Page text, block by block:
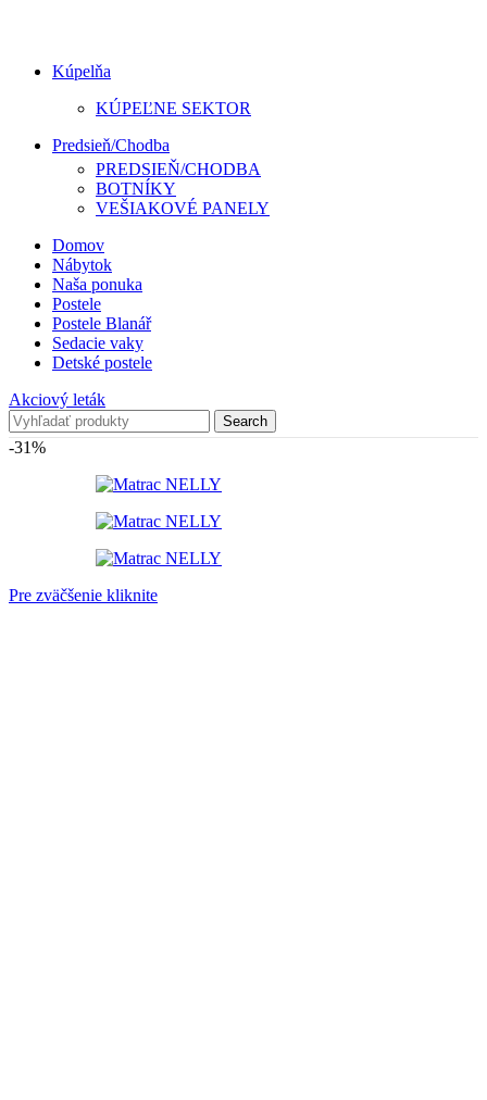
Kúpelňa
KÚPEĽNE SEKTOR
Predsieň/Chodba
PREDSIEŇ/CHODBA
BOTNÍKY
VEŠIAKOVÉ PANELY
Domov
Nábytok
Naša ponuka
Postele
Postele Blanář
Sedacie vaky
Detské postele
Akciový leták
Search
-31%
Pre zväčšenie kliknite